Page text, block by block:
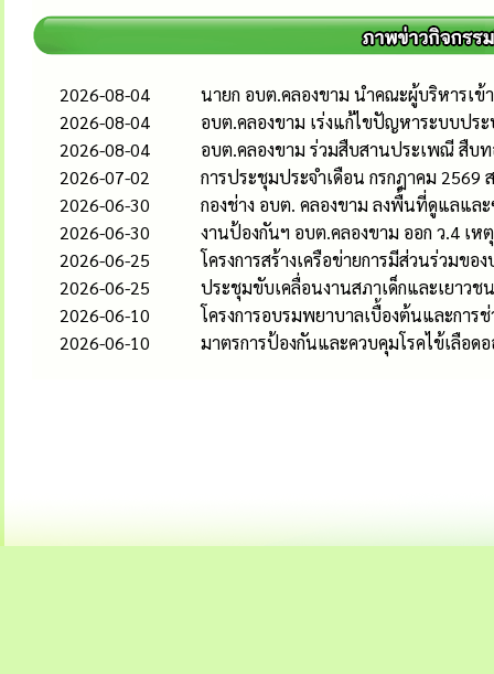
2026-08-04
นายก อบต.คลองขาม นำคณะผู้บริหารเข้
2026-08-04
อบต.คลองขาม เร่งแก้ไขปัญหาระบบป
2026-08-04
อบต.คลองขาม ร่วมสืบสานประเพณี สืบ
2026-07-02
การประชุมประจำเดือน กรกฎาคม 2569
2026-06-30
กองช่าง อบต. คลองขาม ลงพื้นที่ดูแลแ
2026-06-30
งานป้องกันฯ อบต.คลองขาม ออก ว.4 เ
2026-06-25
โครงการสร้างเครือข่ายการมีส่วนร่วมข
2026-06-25
ประชุมขับเคลื่อนงานสภาเด็กและเยาวช
2026-06-10
โครงการอบรมพยาบาลเบื้องต้นและกา
2026-06-10
มาตรการป้องกันและควบคุมโรคไข้เลือด